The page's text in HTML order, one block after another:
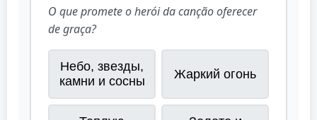
O que promete o herói da canção oferecer
de graça?
Небо, звезды,
камни и сосны
Жаркий огонь